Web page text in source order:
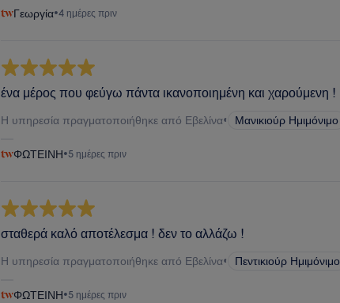
Γεωργία•4 ημέρες πριν
ένα μέρος που φεύγω πάντα ικανοποιημένη και χαρούμενη !
Η υπηρεσία πραγματοποιήθηκε από Εβελίνα• Μανικιούρ Ημιμόνιμο
ΦΩΤΕΙΝΗ•5 ημέρες πριν
σταθερά καλό αποτέλεσμα ! δεν το αλλάζω !
Η υπηρεσία πραγματοποιήθηκε από Εβελίνα• Πεντικιούρ Ημιμόνιμο
ΦΩΤΕΙΝΗ•5 ημέρες πριν